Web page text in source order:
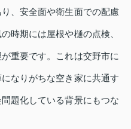
、安全面や衛生面での配慮
時期には屋根や樋の点検、
重要です。これは交野市に
なりがちな空き家に共通す
題化している背景にもつな